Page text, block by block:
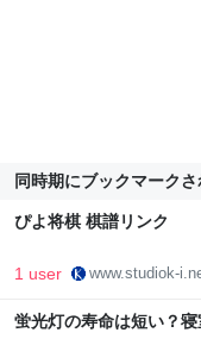
同時期にブックマーク
ぴよ将棋 棋譜リンク
1 user www.studiok-
蛍光灯の寿命は短い？